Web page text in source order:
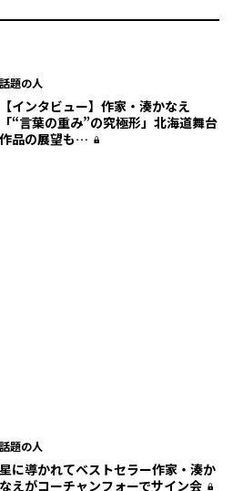
話題の人
【インタビュー】作家・湊かなえ
「“言葉の重み”の究極形」北海道舞台
作品の展望も…
話題の人
星に導かれて――ベストセラー作家・湊か
なえがコーチャンフォーでサイン会